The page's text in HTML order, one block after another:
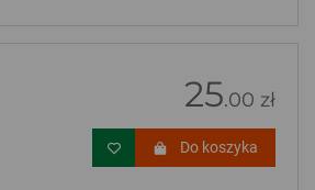
25.00 zł
Do koszyka